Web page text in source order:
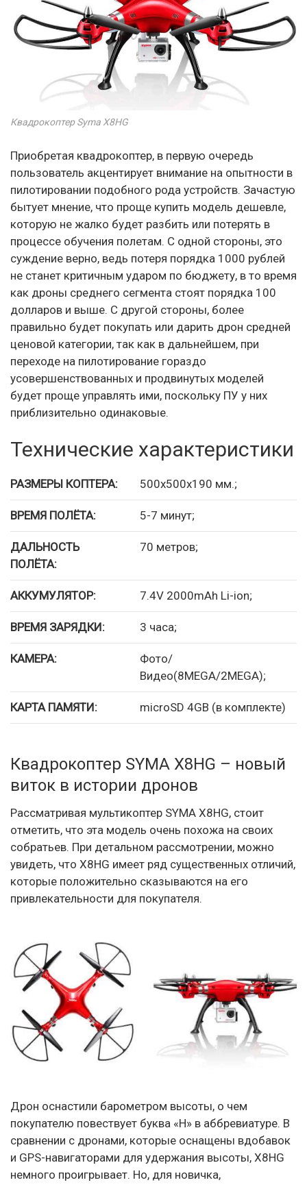
Квадрокоптер Syma X8HG
Приобретая квадрокоптер, в первую очередь
пользователь акцентирует внимание на опытности в
пилотировании подобного рода устройств. Зачастую
бытует мнение, что проще купить модель дешевле,
которую не жалко будет разбить или потерять в
процессе обучения полетам. С одной стороны, это
суждение верно, ведь потеря порядка 1000 рублей
не станет критичным ударом по бюджету, в то время
как дроны среднего сегмента стоят порядка 100
долларов и выше. С другой стороны, более
правильно будет покупать или дарить дрон средней
ценовой категории, так как в дальнейшем, при
переходе на пилотирование гораздо
усовершенствованных и продвинутых моделей
будет проще управлять ими, поскольку ПУ у них
приблизительно одинаковые.
Технические характеристики
РАЗМЕРЫ КОПТЕРА: 500х500х190 мм.;
ВРЕМЯ ПОЛЁТА: 5-7 минут;
ДАЛЬНОСТЬ
ПОЛЁТА:
70 метров;
АККУМУЛЯТОР: 7.4V 2000mAh Li-ion;
ВРЕМЯ ЗАРЯДКИ: 3 часа;
КАМЕРА:
Фото/
Видео(8MEGA/2MEGA);
КАРТА ПАМЯТИ: microSD 4GB (в комплекте)
Квадрокоптер SYMA X8HG – новый
виток в истории дронов
Рассматривая мультикоптер SYMA X8HG, стоит
отметить, что эта модель очень похожа на своих
собратьев. При детальном рассмотрении, можно
увидеть, что X8HG имеет ряд существенных отличий,
которые положительно сказываются на его
привлекательности для покупателя.
Дрон оснастили барометром высоты, о чем
покупателю повествует буква «H» в аббревиатуре. В
сравнении с дронами, которые оснащены вдобавок
и GPS-навигаторами для удержания высоты, X8HG
немного проигрывает. Но, для новичка,